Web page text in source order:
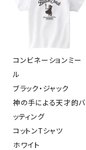
コンビネーションミー
ル
ブラック・ジャック
神の手による天才的バ
ッティング
コットンTシャツ
ホワイト